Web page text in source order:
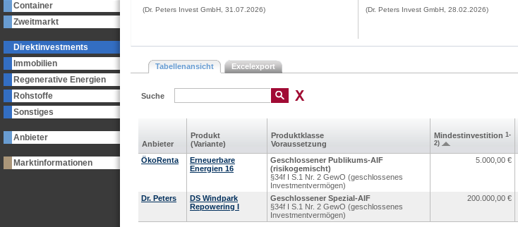
Container
Zweitmarkt
Direktinvestments
Immobilien
Regenerative Energien
Rohstoffe
Sonstiges
Anbieter
Marktinformationen
(Dr. Peters Invest GmbH, 31.07.2026) (Dr. Peters Invest GmbH, 28.02.2026)
Tabellenansicht Excelexport
Suche
Anbieter
Produkt
(Variante)
Produkt­klasse
Voraus­setzung
Mindest­investition 1-
2)
ÖkoRenta
Erneuerbare
Energien 16
Geschlossener Publikums-AIF
(risikogemischt)
§34f I S.1 Nr. 2 GewO (geschlossenes
Investmentvermögen)
5.000,00 €
Dr. Peters
DS Windpark
Repowering I
Geschlossener Spezial-AIF
§34f I S.1 Nr. 2 GewO (geschlossenes
Investmentvermögen)
200.000,00 €